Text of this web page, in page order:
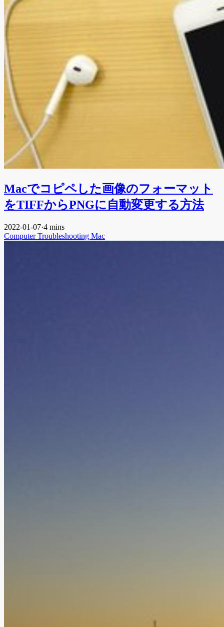
Macでコピペした画像のフォーマット
をTIFFからPNGに自動変更する方法
2022-01-07·4 mins
ComputerTroubleshooting Mac